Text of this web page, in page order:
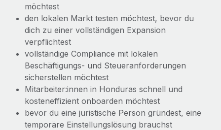
Plus
Auch im neuen Jahr wollen wir bei Remote Unternehmen
aller Größen dabei unterstützen, die beste...
Mehr erfahren
Wie Phiture 55 Mitarbeiter:innen in 19 Ländern
mit Remote verwaltet
Phiture ist der unumstrittene Marktführer im Bereich der
Wachstumsberatung für mobile Apps. Das...
möchtest
den lokalen Markt testen möchtest, bevor du
dich zu einer vollständigen Expansion
verpflichtest
vollständige Compliance mit lokalen
Beschäftigungs- und Steueranforderungen
sicherstellen möchtest
Mitarbeiter:innen in Honduras schnell und
kosteneffizient onboarden möchtest
bevor du eine juristische Person gründest, eine
temporäre Einstellungs­lösung brauchst